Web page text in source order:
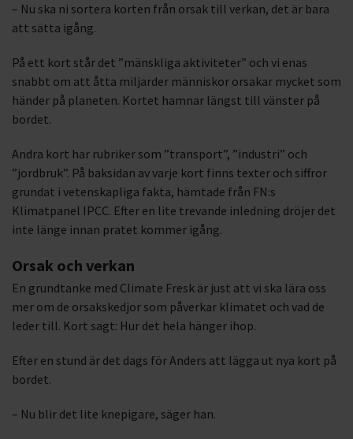
– Nu ska ni sortera korten från orsak till verkan, det är bara
att sätta igång.
På ett kort står det ”mänskliga aktiviteter” och vi enas
snabbt om att åtta miljarder människor orsakar mycket som
händer på planeten. Kortet hamnar längst till vänster på
bordet.
Andra kort har rubriker som ”transport”, ”industri” och
”jordbruk”. På baksidan av varje kort finns texter och siffror
grundat i vetenskapliga fakta, hämtade från FN:s
Klimatpanel IPCC. Efter en lite trevande inledning dröjer det
inte länge innan pratet kommer igång.
Orsak och verkan
En grundtanke med Climate Fresk är just att vi ska lära oss
mer om de orsakskedjor som påverkar klimatet och vad de
leder till. Kort sagt: Hur det hela hänger ihop.
Efter en stund är det dags för Anders att lägga ut nya kort på
bordet.
– Nu blir det lite knepigare, säger han.